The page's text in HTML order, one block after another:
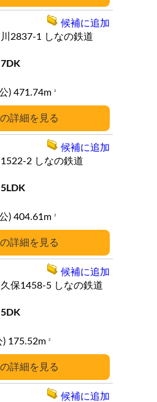
詳細
川2837-1
しなの鉄道
7DK
(公) 471.74m 2
候補に追加
詳細
1522-2 しなの鉄道
5LDK
(公) 404.61m 2
候補に追加
詳細
久保1458-5 しなの鉄道
5DK
(公) 175.52m 2
候補に追加
候補に追加